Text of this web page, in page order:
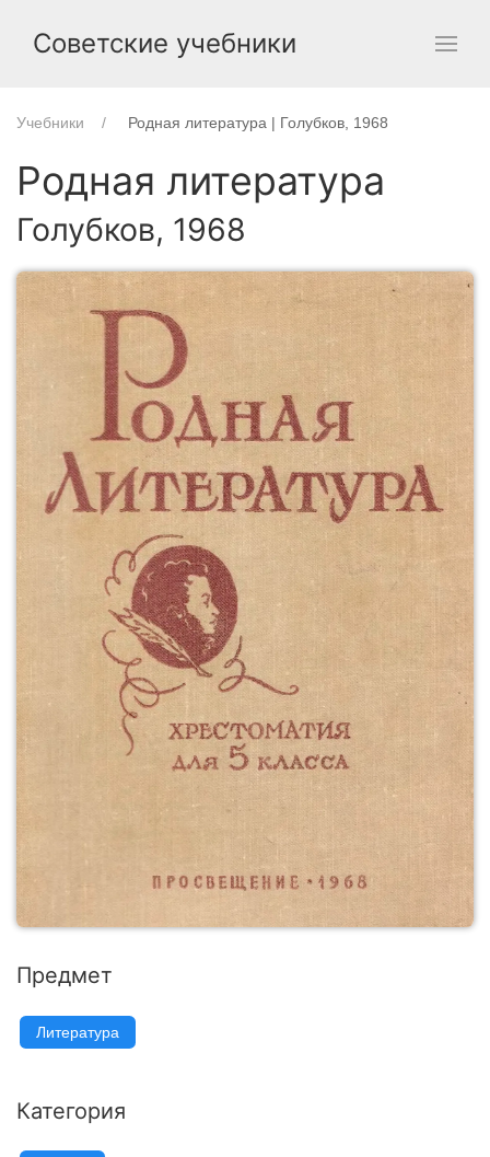
Советские учебники
Учебники Родная литература | Голубков, 1968
Родная литература
Голубков, 1968
Предмет
Литература
Категория